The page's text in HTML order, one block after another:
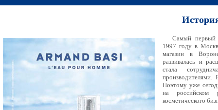
Самый первый
1997 году в
магазин в
развивалась и
стала
производителями.
Поэтому уже
на российском
косметического